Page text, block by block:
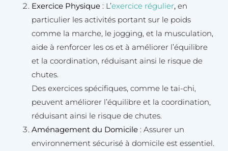
Exercice Physique : L’exercice régulier, en
particulier les activités portant sur le poids
comme la marche, le jogging, et la musculation,
aide à renforcer les os et à améliorer l’équilibre
et la coordination, réduisant ainsi le risque de
chutes.
Des exercices spécifiques, comme le tai-chi,
peuvent améliorer l’équilibre et la coordination,
réduisant ainsi le risque de chutes.
Aménagement du Domicile : Assurer un
environnement sécurisé à domicile est essentiel.